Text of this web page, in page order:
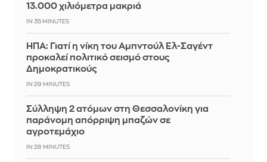
13.000 χιλιόμετρα μακριά
IN 35 MINUTES
ΗΠΑ: Γιατί η νίκη του Αμπντούλ Ελ-Σαγέντ
προκαλεί πολιτικό σεισμό στους
Δημοκρατικούς
IN 29 MINUTES
Σύλληψη 2 ατόμων στη Θεσσαλονίκη για
παράνομη απόρριψη μπαζών σε
αγροτεμάχιο
IN 28 MINUTES